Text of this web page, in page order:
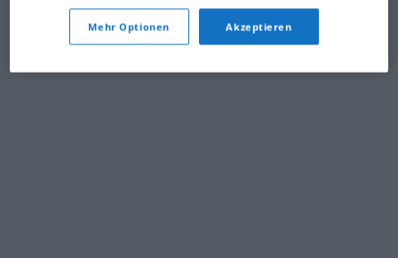
Mehr Optionen Akzeptieren